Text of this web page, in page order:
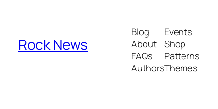
Rock News
Blog
About
FAQs
Authors
Events
Shop
Patterns
Themes